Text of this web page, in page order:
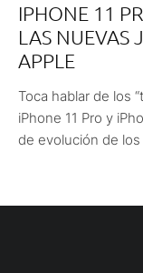
IPHONE 11
LAS NUEVAS
APPLE
Toca hablar de los
iPhone 11 Pro y
de evolución de los